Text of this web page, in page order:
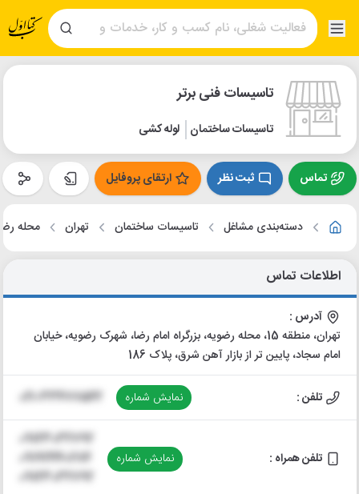
تاسیسات فنی برتر
تاسیسات ساختمان لوله کشی
تماس ثبت نظر ارتقای پروفایل
دسته‌بندی مشاغل تاسیسات ساختمان تهران محله
اطلاعات تماس
آدرس :
تهران، منطقه 15، محله رضویه، بزرگراه امام رضا، شهرک رضویه، خیابان
امام سجاد، پایین تر از بازار آهن شرق، پلاک 186
تلفن : نمایش شماره 021-33477542
تلفن همراه : نمایش شماره
09123032792
09192440284
09123032792